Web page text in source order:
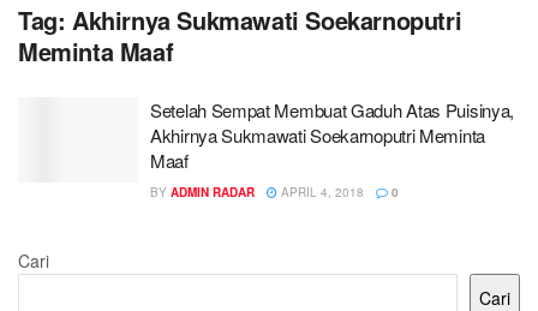
Tag: Akhirnya Sukmawati Soekarnoputri
Meminta Maaf
Setelah Sempat Membuat Gaduh Atas Puisinya,
Akhirnya Sukmawati Soekarnoputri Meminta
Maaf
BY ADMIN RADAR APRIL 4, 2018 0
Cari
Cari